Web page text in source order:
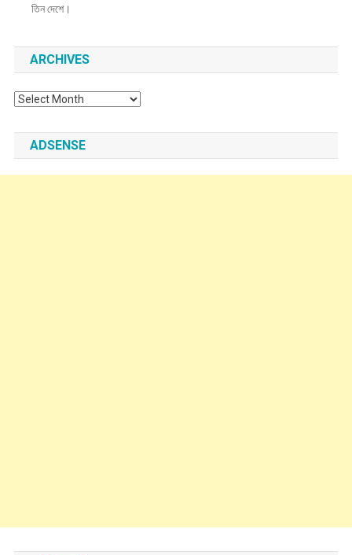
তিন দেশে।
ARCHIVES
Archives
ADSENSE